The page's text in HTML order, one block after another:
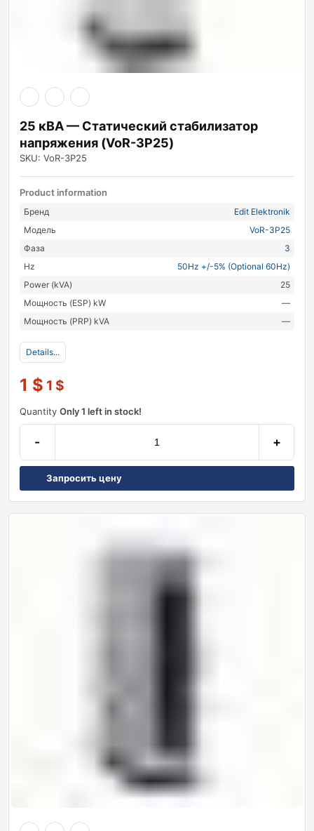
25 кВА — Статический стабилизатор
напряжения (VoR-3P25)
SKU: VoR-3P25
Product information
Бренд
Edit Elektronik
Модель
VoR-3P25
Фаза
3
Hz
50Hz +/-5% (Optional 60Hz)
Power (kVA)
25
Мощность (ESP) kW
—
Мощность (PRP) kVA
—
Details...
1 $ 1 $
Quantity Only 1 left in stock!
- +
Запросить цену